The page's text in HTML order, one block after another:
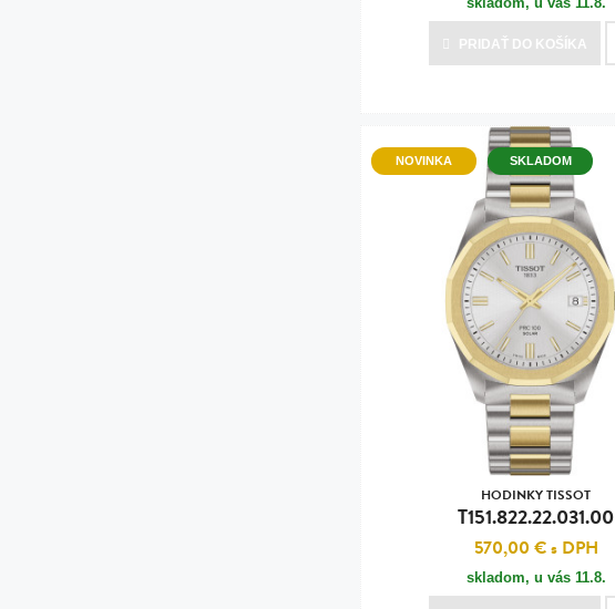
PRIDAŤ DO KOŠÍKA
NOVINKA SKLADOM
HODINKY TISSOT
T151.822.22.031.00
570,00 €s DPH
skladom, u vás 11.8.